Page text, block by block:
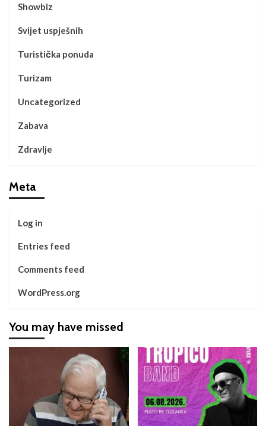
Showbiz
Svijet uspješnih
Turistička ponuda
Turizam
Uncategorized
Zabava
Zdravlje
Meta
Log in
Entries feed
Comments feed
WordPress.org
You may have missed